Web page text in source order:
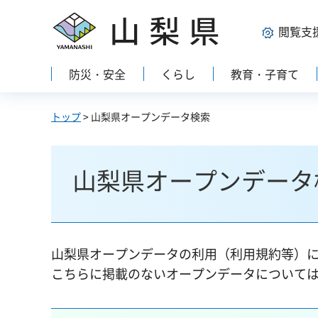
山梨県 閲覧支
防災・安全 くらし 教育・子育て
トップ> 山梨県オープンデータ検索
山梨県オープンデー
山梨県オープンデータの利用（利用規約等）
こちらに掲載のないオープンデータについて